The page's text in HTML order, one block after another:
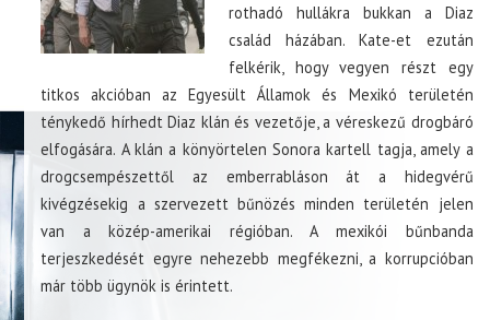
rothadó hullákra bukkan a Diaz
család házában. Kate-et ezután
felkérik, hogy vegyen részt egy
titkos akcióban az Egyesült Államok és Mexikó területén
ténykedő hírhedt Diaz klán és vezetője, a véreskezű drogbáró
elfogására. A klán a könyörtelen Sonora kartell tagja, amely a
drogcsempészettől az emberrabláson át a hidegvérű
kivégzésekig a szervezett bűnözés minden területén jelen
van a közép-amerikai régióban. A mexikói bűnbanda
terjeszkedését egyre nehezebb megfékezni, a korrupcióban
már több ügynök is érintett.